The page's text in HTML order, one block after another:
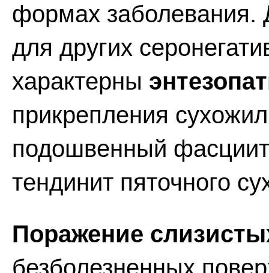
формах заболевания.
для других
характерны
прикрепления
подошвенный
тендинит пяточного
Поражение
безболезненных